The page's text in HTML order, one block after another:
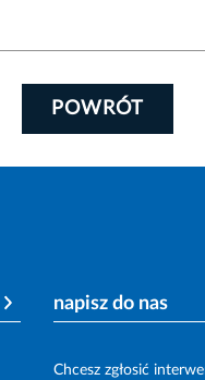
POWRÓT
napisz do nas
Chcesz zgłosić